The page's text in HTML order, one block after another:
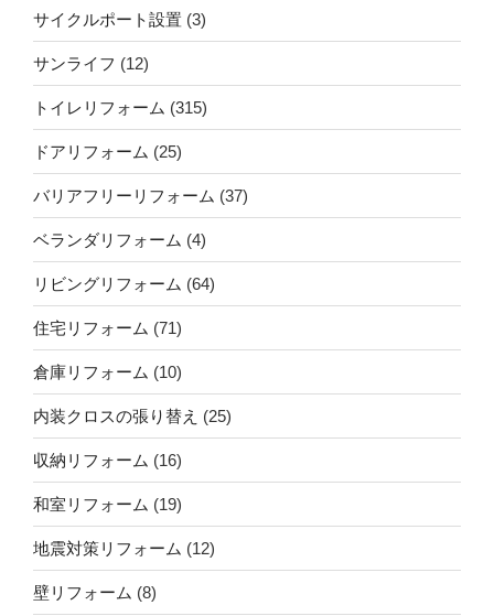
サイクルポート設置 (3)
サンライフ (12)
トイレリフォーム (315)
ドアリフォーム (25)
バリアフリーリフォーム (37)
ベランダリフォーム (4)
リビングリフォーム (64)
住宅リフォーム (71)
倉庫リフォーム (10)
内装クロスの張り替え (25)
収納リフォーム (16)
和室リフォーム (19)
地震対策リフォーム (12)
壁リフォーム (8)